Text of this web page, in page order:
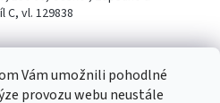
Vám umožnili pohodlné
provozu webu neustále
vl. 129838